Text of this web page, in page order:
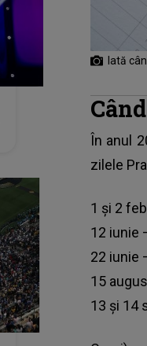
Iată
În anul
zilele
1 și 2
12 iunie
22 iunie
15
13 și 14